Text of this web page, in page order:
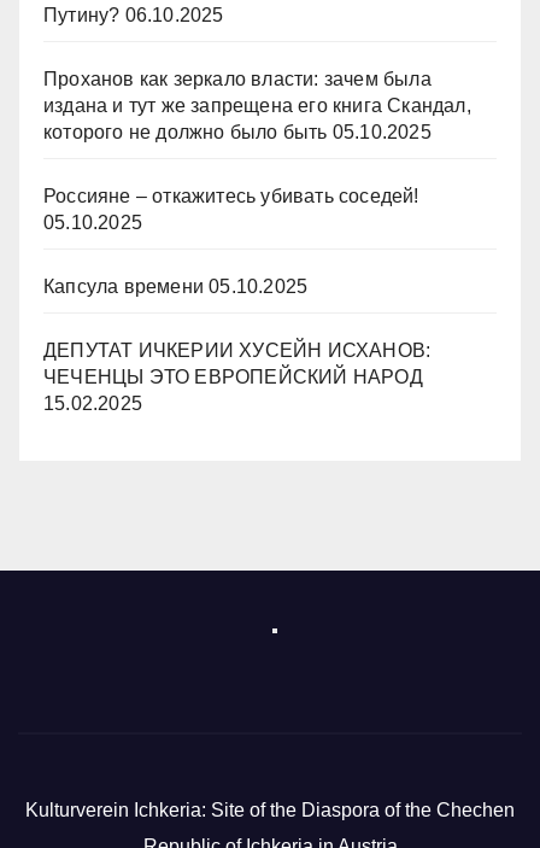
Путину? 06.10.2025
Проханов как зеркало власти: зачем была
издана и тут же запрещена его книга Скандал,
которого не должно было быть 05.10.2025
Россияне – откажитесь убивать соседей!
05.10.2025
Капсула времени 05.10.2025
ДЕПУТАТ ИЧКЕРИИ ХУСЕЙН ИСХАНОВ:
ЧЕЧЕНЦЫ ЭТО ЕВРОПЕЙСКИЙ НАРОД
15.02.2025
Kulturverein Ichkeria: Site of the Diaspora of the Chechen